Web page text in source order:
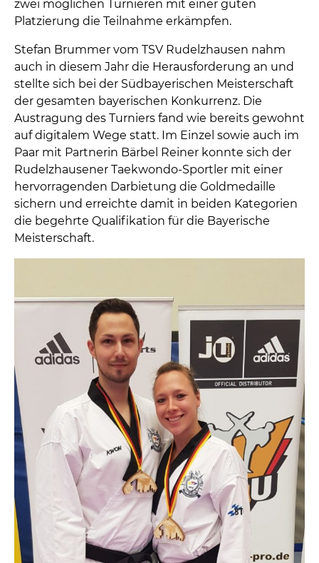
zwei möglichen Turnieren mit einer guten
Platzierung die Teilnahme erkämpfen.
Stefan Brummer vom TSV Rudelzhausen nahm
auch in diesem Jahr die Herausforderung an und
stellte sich bei der Südbayerischen Meisterschaft
der gesamten bayerischen Konkurrenz. Die
Austragung des Turniers fand wie bereits gewohnt
auf digitalem Wege statt. Im Einzel sowie auch im
Paar mit Partnerin Bärbel Reiner konnte sich der
Rudelzhausener Taekwondo-Sportler mit einer
hervorragenden Darbietung die Goldmedaille
sichern und erreichte damit in beiden Kategorien
die begehrte Qualifikation für die Bayerische
Meisterschaft.